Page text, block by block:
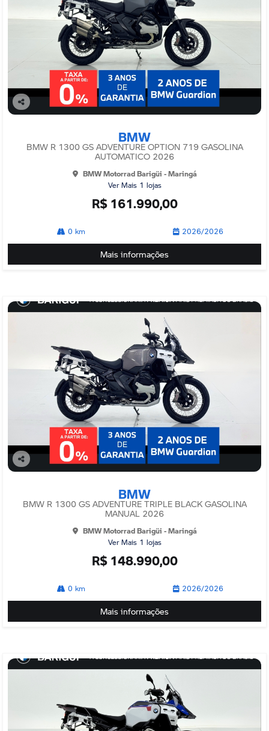
Co
BMW
BMW R 1300 GS ADVENTURE OPTION 719 GASOLINA
AUTOMATICO 2026
BMW Motorrad Barigüi - Maringá
Ver Mais 1 lojas
R$ 161.990,00
0 km 2026/2026
Mais informações
Co
lhe
BMW
BMW R 1300 GS ADVENTURE TRIPLE BLACK GASOLINA
MANUAL 2026
BMW Motorrad Barigüi - Maringá
Ver Mais 1 lojas
R$ 148.990,00
0 km 2026/2026
Mais informações